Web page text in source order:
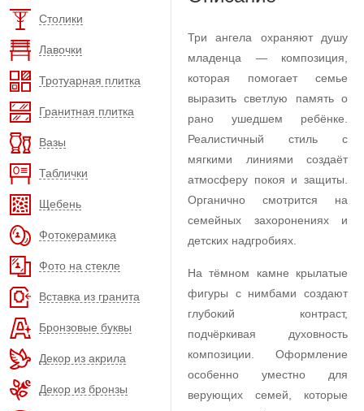
Столики
Лавочки
Тротуарная плитка
Гранитная плитка
Вазы
Таблички
Щебень
Фотокерамика
Фото на стекле
Вставка из гранита
Бронзовые буквы
Декор из акрила
Декор из бронзы
Три ангела охраняют душу
младенца — композиция,
которая помогает семье
выразить светлую память о
рано ушедшем ребёнке.
Реалистичный стиль с
мягкими линиями создаёт
атмосферу покоя и защиты.
Органично смотрится на
семейных захоронениях и
детских надгробиях.
На тёмном камне крылатые
фигуры с нимбами создают
глубокий контраст,
подчёркивая духовность
композиции. Оформление
особенно уместно для
верующих семей, которые